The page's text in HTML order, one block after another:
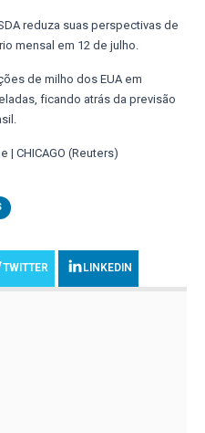
reduza suas perspectivas de
mensal em 12 de julho.
de milho dos EUA em
ficando atrás da previsão
| CHICAGO (Reuters)
TWITTER LINKEDIN